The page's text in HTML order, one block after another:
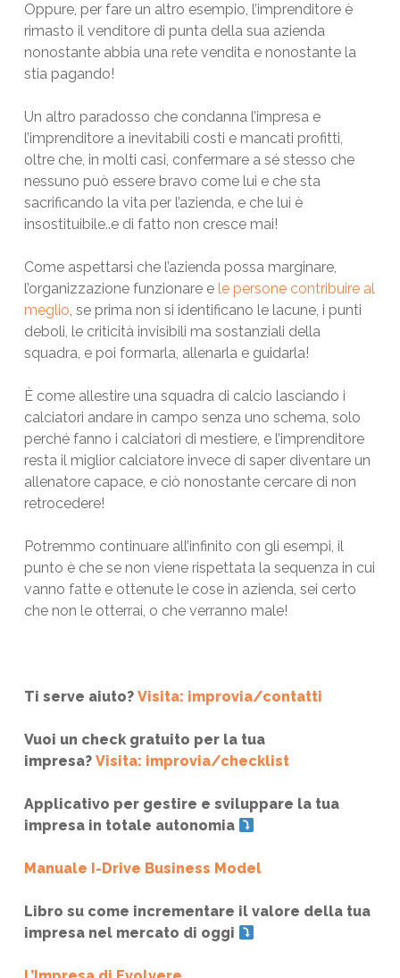
Oppure, per fare un altro esempio, l’imprenditore è
rimasto il venditore di punta della sua azienda
nonostante abbia una rete vendita e nonostante la
stia pagando!
Un altro paradosso che condanna l’impresa e
l’imprenditore a inevitabili costi e mancati profitti,
oltre che, in molti casi, confermare a sé stesso che
nessuno può essere bravo come lui e che sta
sacrificando la vita per l’azienda, e che lui è
insostituibile..e di fatto non cresce mai!
Come aspettarsi che l’azienda possa marginare,
l’organizzazione funzionare e le persone contribuire al
meglio, se prima non si identificano le lacune, i punti
deboli, le criticità invisibili ma sostanziali della
squadra, e poi formarla, allenarla e guidarla!
È come allestire una squadra di calcio lasciando i
calciatori andare in campo senza uno schema, solo
perché fanno i calciatori di mestiere, e l’imprenditore
resta il miglior calciatore invece di saper diventare un
allenatore capace, e ciò nonostante cercare di non
retrocedere!
Potremmo continuare all’infinito con gli esempi, il
punto è che se non viene rispettata la sequenza in cui
vanno fatte e ottenute le cose in azienda, sei certo
che non le otterrai, o che verranno male!
Ti serve aiuto? Visita: improvia/contatti
Vuoi un check gratuito per la tua
impresa? Visita: improvia/checklist
Applicativo per gestire e sviluppare la tua
impresa in totale autonomia
Manuale I-Drive Business Model
Libro su come incrementare il valore della tua
impresa nel mercato di oggi